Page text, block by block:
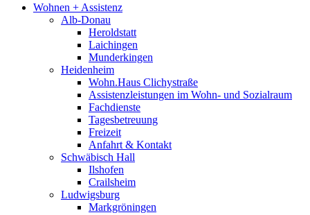
Wohnen + Assistenz
Alb-Donau
Heroldstatt
Laichingen
Munderkingen
Heidenheim
Wohn.Haus Clichystraße
Assistenzleistungen im Wohn- und Sozialraum
Fachdienste
Tagesbetreuung
Freizeit
Anfahrt & Kontakt
Schwäbisch Hall
Ilshofen
Crailsheim
Ludwigsburg
Markgröningen